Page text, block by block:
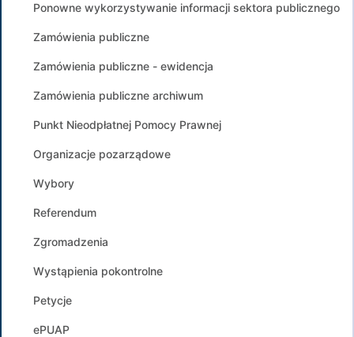
Ponowne wykorzystywanie informacji sektora publicznego
Zamówienia publiczne
Zamówienia publiczne - ewidencja
Zamówienia publiczne archiwum
Punkt Nieodpłatnej Pomocy Prawnej
Organizacje pozarządowe
Wybory
Referendum
Zgromadzenia
Wystąpienia pokontrolne
Petycje
ePUAP